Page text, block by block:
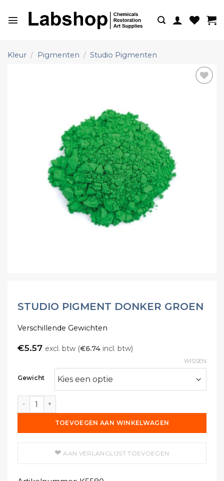
naar
Kleur / Pigmenten / Studio Pigmenten
STUDIO PIGMENT DONKER GROEN
Verschillende Gewichten
€5.57 excl. btw (€6.74 incl. btw)
Gewicht
WISSEN
Studio Pigment donker groen aantal
TOEVOEGEN AAN WINKELWAGEN
AAN VERLANGLIJST TOEVOEGEN